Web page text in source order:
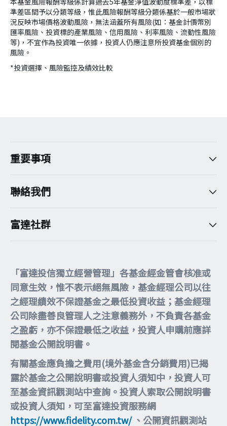
準差區間予以分類等級，惟此風險報酬等級分類係基於一般市場狀
況反映市場價格波動風險，無法涵蓋所有風險(如：基金計價幣別
匯率風險、投資標的產業風險、信用風險、利率風險、流動性風險
等)，不宜作為投資唯一依據，投資人仍應注意所投資基金個別的
風險。
*投資選擇、風險監控及績效比較
重要事項
聯絡我們
富達社群
「富達投信獨立經營管理」各基金經金管會核准或
同意生效，惟不表示絕無風險，基金經理公司以往
之經理績效不保證基金之最低投資收益；基金經理
公司除盡善良管理人之注意義務外，不負責各基金
之盈虧，亦不保證最低之收益，投資人申購前應詳
閱基金公開說明書。
有關基金應負擔之費用(境外基金含分銷費用)已揭
露於基金之公開說明書或投資人須知中，投資人可
至基金資訊觀測站中查詢。投資人索取公開說明書
或投資人須知，可至富達投資服務網
https://www.fidelity.com.tw/、公開資訊觀測站